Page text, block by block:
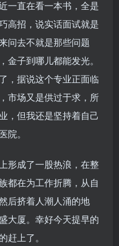
一直在看一本书，全是
高招，说实话面试就是
问去不就是那些问题
子到哪儿都能发光。
，据说这个专业正面临
市场又是供过于求，所
，但我还是坚持着自己
。
形成了一股热浪，在整
都在为工作折腾，从自
后挤着人潮人涌的地
大厦。幸好今天提早的
上了。